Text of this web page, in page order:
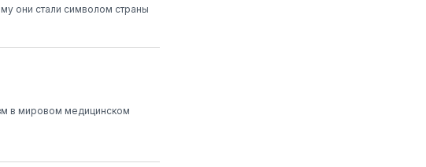
они стали символом страны
в мировом медицинском